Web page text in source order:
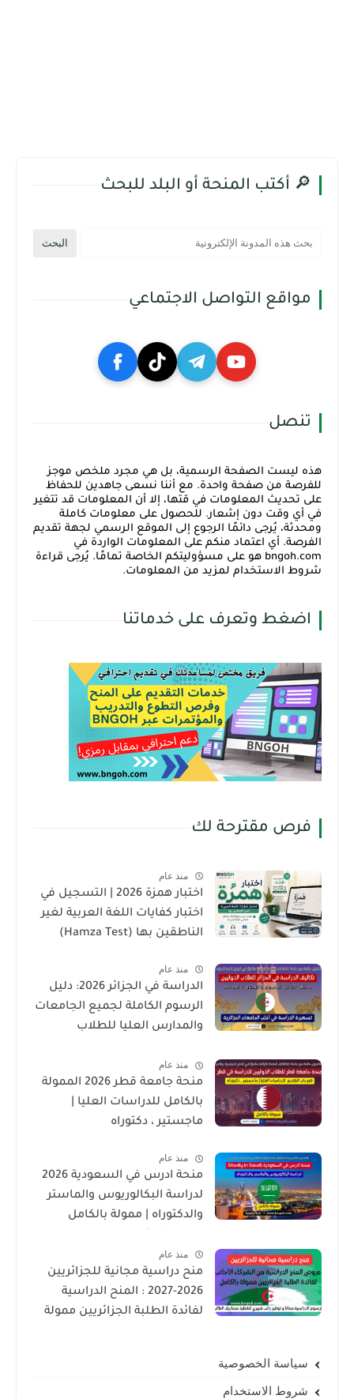
🔎 أكتب المنحة أو البلد للبحث
مواقع التواصل الاجتماعي
تنصل
هذه ليست الصفحة الرسمية، بل هي مجرد ملخص موجز
للفرصة من صفحة واحدة. مع أننا نسعى جاهدين للحفاظ
على تحديث المعلومات في قتها، إلا أن المعلومات قد تتغير
في أي وقت دون إشعار. للحصول على معلومات كاملة
ومحدثة، يُرجى دائمًا الرجوع إلى الموقع الرسمي لجهة تقديم
الفرصة. أي اعتماد منكم على المعلومات الواردة في
bngoh.com هو على مسؤوليتكم الخاصة تمامًا. يُرجى قراءة
شروط الاستخدام لمزيد من المعلومات.
اضغط وتعرف على خدماتنا
فرص مقترحة لك
منذ عام
اختبار همزة 2026 | التسجيل في
اختبار كفايات اللغة العربية لغير
الناطقين بها (Hamza Test)
منذ عام
الدراسة في الجزائر 2026: دليل
الرسوم الكاملة لجميع الجامعات
والمدارس العليا للطلاب
منذ عام
منحة جامعة قطر 2026 الممولة
بالكامل للدراسات العليا |
ماجستير ، دكتوراه
منذ عام
منحة ادرس في السعودية 2026
لدراسة البكالوريوس والماستر
والدكتوراه | ممولة بالكامل
منذ عام
منح دراسية مجانية للجزائريين
2026-2027 : المنح الدراسية
لفائدة الطلبة الجزائريين ممولة
سياسة الخصوصية
شروط الاستخدام